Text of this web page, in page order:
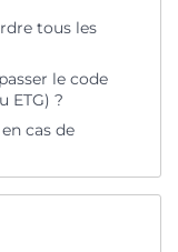
tous les
le code
ETG) ?
cas de